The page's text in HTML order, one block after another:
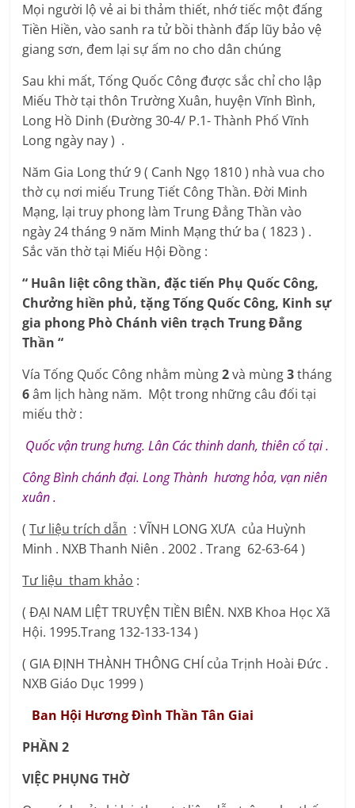
Mọi người lộ vẻ ai bi thảm thiết, nhớ tiếc một đấng
Tiền Hiền, vào sanh ra tử bồi thành đấp lũy bảo vệ
giang sơn, đem lại sự ấm no cho dân chúng
Sau khi mất, Tống Quốc Công được sắc chỉ cho lập
Miếu Thờ tại thôn Trường Xuân, huyện Vĩnh Bình,
Long Hồ Dinh (Đường 30-4/ P.1- Thành Phố Vĩnh
Long ngày nay ) .
Năm Gia Long thứ 9 ( Canh Ngọ 1810 ) nhà vua cho
thờ cụ nơi miếu Trung Tiết Công Thần. Đời Minh
Mạng, lại truy phong làm Trung Đẳng Thần vào
ngày 24 tháng 9 năm Minh Mạng thứ ba ( 1823 ) .
Sắc văn thờ tại Miếu Hội Đồng :
“ Huân liệt công thần, đặc tiến Phụ Quốc Công,
Chưởng hiền phủ, tặng Tống Quốc Công, Kinh sự
gia phong Phò Chánh viên trạch Trung Đẳng
Thần “
Vía Tống Quốc Công nhằm mùng2và mùng3tháng
6âm lịch hàng năm. Một trong những câu đối tại
miếu thờ :
Quốc vận trung hưng. Lân Các thinh danh, thiên cổ tại .
Công Bình chánh đại. Long Thành hương hỏa, vạn niên
xuân .
(Tư liệu trích dẫn : VĨNH LONG XƯA của Huỳnh
Minh . NXB Thanh Niên . 2002 . Trang 62-63-64 )
Tư liệu tham khảo :
( ĐẠI NAM LIỆT TRUYỆN TIỀN BIÊN. NXB Khoa Học Xã
Hội. 1995.Trang 132-133-134 )
( GIA ĐỊNH THÀNH THÔNG CHÍ của Trịnh Hoài Đức .
NXB Giáo Dục 1999 )
Ban Hội Hương Đình Thần Tân Giai
PHẦN 2
VIỆC PHỤNG THỜ